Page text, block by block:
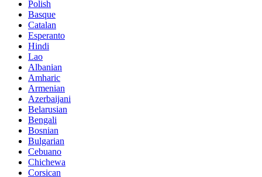
Polish
Basque
Catalan
Esperanto
Hindi
Lao
Albanian
Amharic
Armenian
Azerbaijani
Belarusian
Bengali
Bosnian
Bulgarian
Cebuano
Chichewa
Corsican